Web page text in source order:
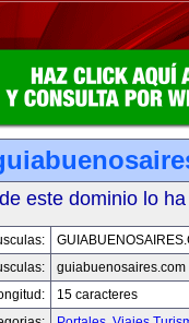
este dominio lo
guiabuenosaires.com
15 caracteres